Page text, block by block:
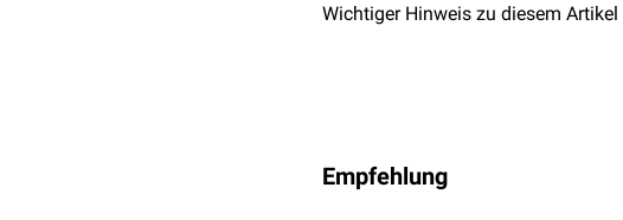
Wichtiger Hinweis zu diesem Artikel
Empfehlung